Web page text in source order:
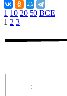
1 10 20 50 ВСЕ
1 2 3